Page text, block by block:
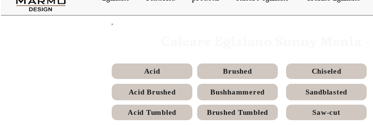
Acid Brushed
Acid Brushed Bushhammered
Acid Tumbled Brushed Tumbled
Chiseled
Sandblasted
Saw-cut